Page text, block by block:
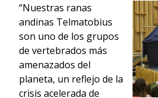
“Nuestras ranas
andinas Telmatobius
son uno de los grupos
de vertebrados más
amenazados del
planeta, un reflejo de la
crisis acelerada de